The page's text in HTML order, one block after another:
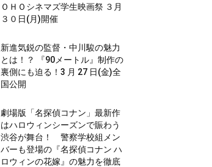
ＯＨＯシネマズ学生映画祭 ３月
３０日(月)開催
新進気鋭の監督・中川駿の魅力
とは！？ 『90メートル』制作の
裏側にも迫る！3 月 27 日(金)全
国公開
劇場版「名探偵コナン」最新作
はハロウィンシーズンで賑わう
渋谷が舞台！ 警察学校組メン
バーも登場の『名探偵コナン ハ
ロウィンの花嫁』の魅力を徹底